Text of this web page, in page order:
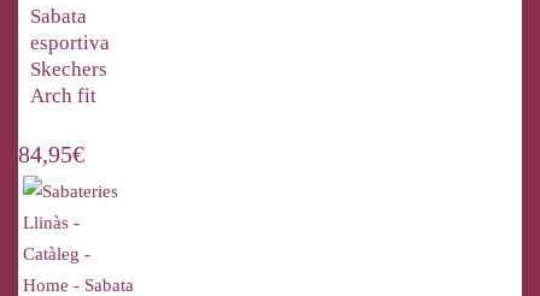
Sabata
esportiva
Skechers
Arch fit
84,95€